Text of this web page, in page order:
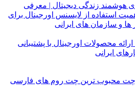
هوشمند زندگی دیجیتال | معرفی
استفاده از لایسنس اورجینال برای
و سازمان های ایرانی
محصولات اورجینال با پشتیبانی
ایرانی
محبوب ترین چت روم های فارسی